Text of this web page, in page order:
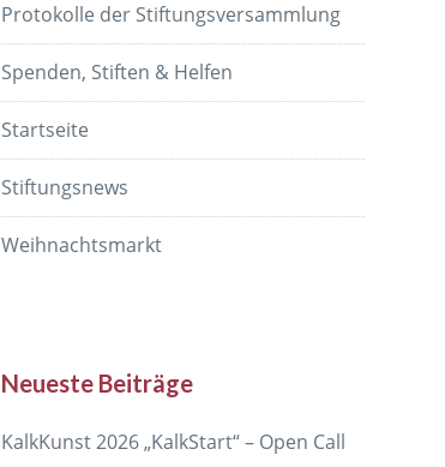
Protokolle der Stiftungsversammlung
Spenden, Stiften & Helfen
Startseite
Stiftungsnews
Weihnachtsmarkt
Neueste Beiträge
KalkKunst 2026 „KalkStart“ – Open Call